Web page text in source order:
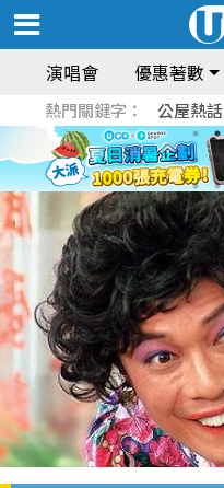
演唱會 優惠著數
熱門關鍵字： 公屋熱話